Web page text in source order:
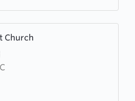
Church